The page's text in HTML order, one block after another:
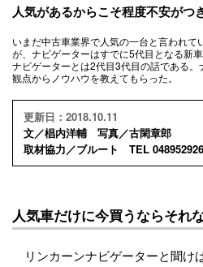
人気があるからこそ程度不安がつ
いまだ中古車業界で人気の一台と言われ
が、ナビゲーターはすでに5代目となる新
ナビゲーターとは2代目3代目の話である
観点からノウハウを教えてもらった。
更新日：2018.10.11
文／椙内洋輔 写真／古閑章郎
取材協力／ブルート TEL
人気車だけに今買うならそれ
リンカーンナビゲーターと聞け